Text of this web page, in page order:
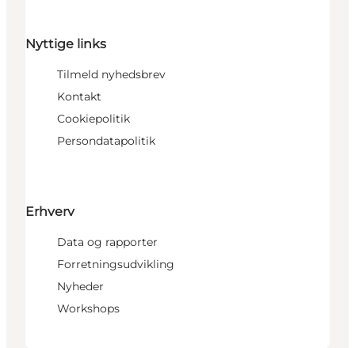
Nyttige links
Tilmeld nyhedsbrev
Kontakt
Cookiepolitik
Persondatapolitik
Erhverv
Data og rapporter
Forretningsudvikling
Nyheder
Workshops